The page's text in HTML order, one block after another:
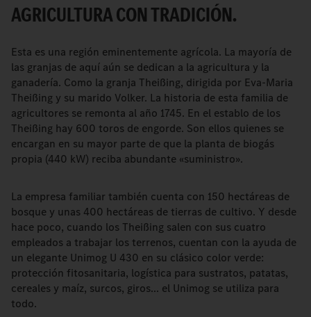
AGRICULTURA CON TRADICIÓN.
Esta es una región eminentemente agrícola. La mayoría de
las granjas de aquí aún se dedican a la agricultura y la
ganadería. Como la granja Theißing, dirigida por Eva-Maria
Theißing y su marido Volker. La historia de esta familia de
agricultores se remonta al año 1745. En el establo de los
Theißing hay 600 toros de engorde. Son ellos quienes se
encargan en su mayor parte de que la planta de biogás
propia (440 kW) reciba abundante «suministro».
La empresa familiar también cuenta con 150 hectáreas de
bosque y unas 400 hectáreas de tierras de cultivo. Y desde
hace poco, cuando los Theißing salen con sus cuatro
empleados a trabajar los terrenos, cuentan con la ayuda de
un elegante Unimog U 430 en su clásico color verde:
protección fitosanitaria, logística para sustratos, patatas,
cereales y maíz, surcos, giros... el Unimog se utiliza para
todo.